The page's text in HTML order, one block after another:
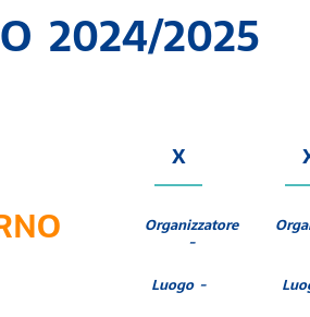
2024/2025
X
Organizzatore
-
Luogo -